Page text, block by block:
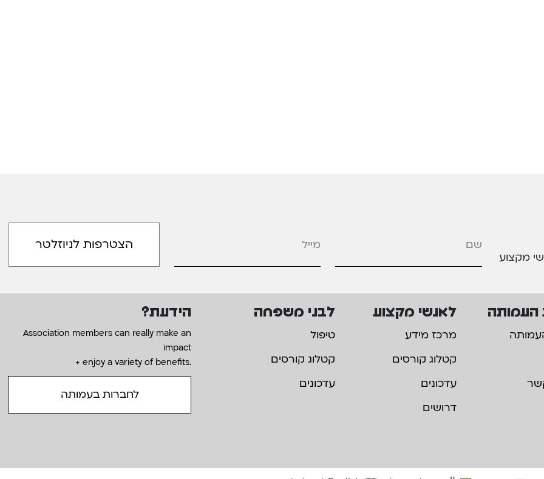
מקצוע
העמותה לאנשי מקצוע
מרכז מידע
קטלוג קורסים
עדכונים
דרושים
לבני משפחה
טיפול
קטלוג קורסים
עדכונים
הידעת?
Association members can really make an
impact
+ enjoy a variety of benefits.
לחברות בעמותה